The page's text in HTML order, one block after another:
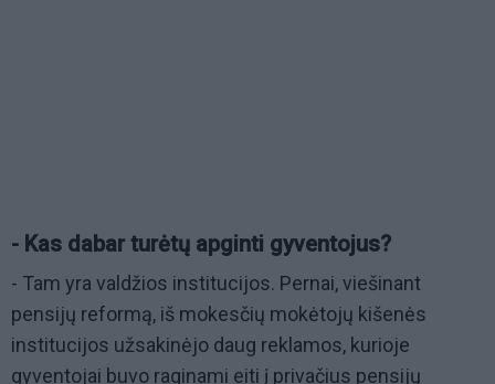
- Kas dabar turėtų apginti gyventojus?
- Tam yra valdžios institucijos. Pernai, viešinant
pensijų reformą, iš mokesčių mokėtojų kišenės
institucijos užsakinėjo daug reklamos, kurioje
gyventojai buvo raginami eiti į privačius pensijų